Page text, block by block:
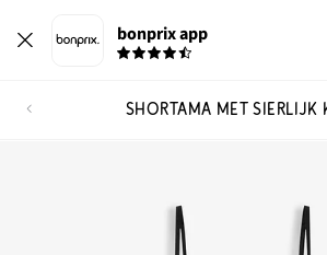
bonprix app
SHORTAMA MET SIERLIJK